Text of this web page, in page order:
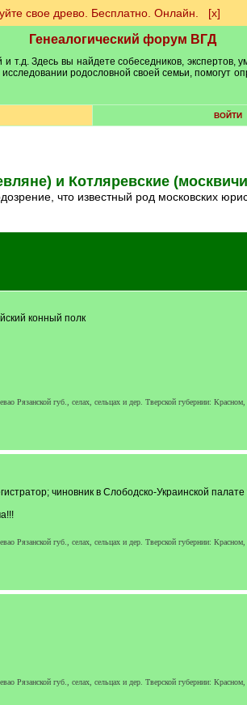
свое древо. Бесплатно. Онлайн. [х]
Генеалогический форум ВГД
Здесь вы найдете собеседников, экспертов,
родословной своей семьи, помогут
ВОЙТИ
и Котляревские
что известный род московских
конный полк
Рязанской губ., селах, сельцах и дер. Тверской губернии:
чиновник в Слободско-Украинской палате
Рязанской губ., селах, сельцах и дер. Тверской губернии:
Рязанской губ., селах, сельцах и дер. Тверской губернии: